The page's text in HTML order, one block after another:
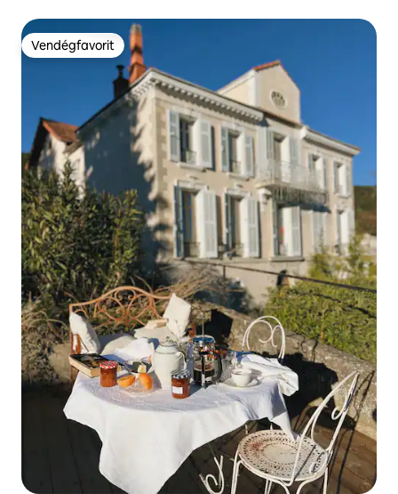
Vendégfavorit
Vendégfavorit